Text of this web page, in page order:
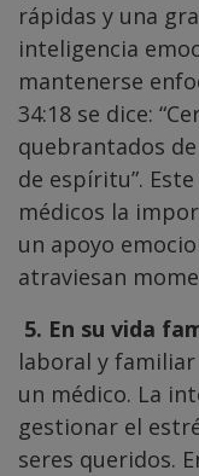
rápidas y una
inteligencia
mantenerse
34:18 se dice:
quebrantados
de espíritu”.
médicos la
un apoyo
atraviesan
5. En su vida
laboral y
un médico. La
gestionar el
seres queridos.